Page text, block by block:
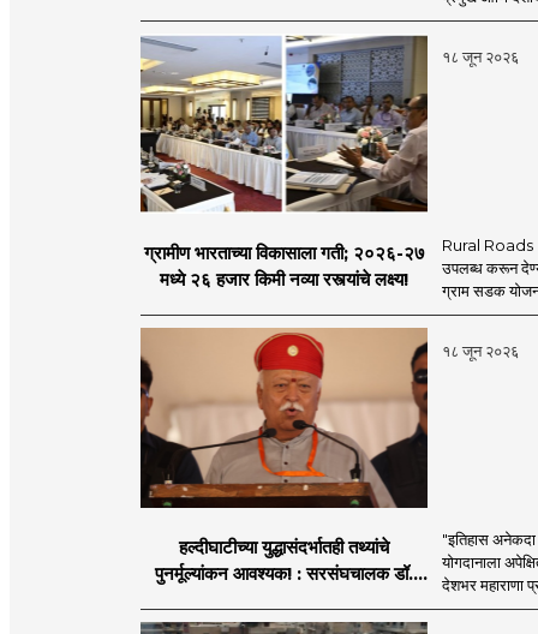
१८ जून २०२६
ग्रामीण भारताच्या विकासाला गती; २०२६-२७
मध्ये २६ हजार किमी नव्या रस्त्यांचे लक्ष्य!
Rural Roads
उपलब्ध करून
ग्राम सडक
१८ जून २०२६
हल्दीघाटीच्या युद्धासंदर्भातही तथ्यांचे
पुनर्मूल्यांकन आवश्यक! : सरसंघचालक डॉ.
"इतिहास अनेकदा
योगदानाला
देशभर महाराणा